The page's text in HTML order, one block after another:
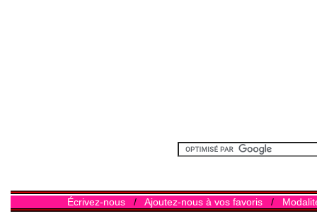
Écrivez-nous/ Ajoutez-nous à vos favoris/